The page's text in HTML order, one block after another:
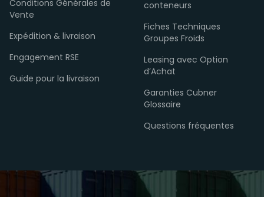
Conditions Générales de
Vente
Expédition & livraison
Engagement RSE
Guide pour la livraison
conteneurs
Fiches Techniques
Groupes Froids
Leasing avec Option
d’Achat
Garanties Cubner
Glossaire
Questions fréquentes